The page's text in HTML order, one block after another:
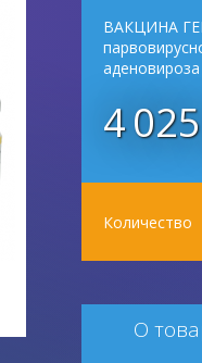
ВАКЦИНА
4
Количество
О